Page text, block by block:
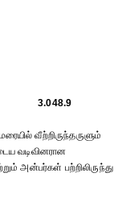
3.048.9
வீற்றிருந்தருளும்
வடிவினரான
அன்பர்கள் பற்றிலிருந்து